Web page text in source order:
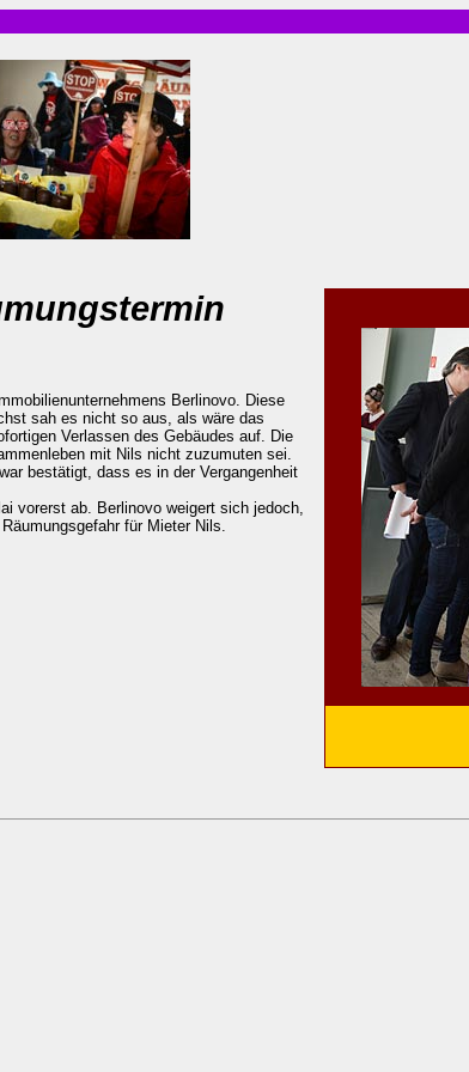
Berlinovo. Diese
sah es nicht so aus, als wäre das
Verlassen des Gebäudes auf. Die
mit Nils nicht zuzumuten sei.
bestätigt, dass es in der Vergangenheit
vorerst ab. Berlinovo weigert sich jedoch,
für Mieter Nils.